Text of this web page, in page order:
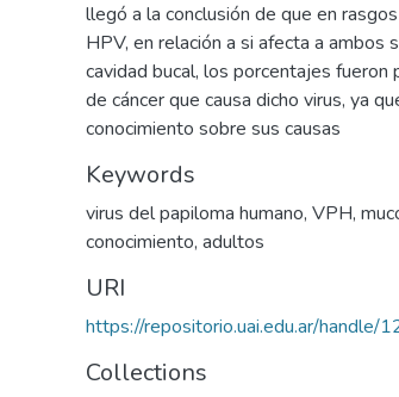
llegó a la conclusión de que en
HPV, en relación a si afecta a ambos
cavidad bucal, los porcentajes
de cáncer que causa dicho virus, ya
conocimiento sobre sus causas
Keywords
virus del papiloma humano, VPH,
conocimiento, adultos
URI
https://repositorio.uai.edu.ar/
Collections